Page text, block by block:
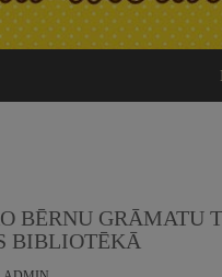
BĒRNU GRĀMATU
BIBLIOTĒKĀ